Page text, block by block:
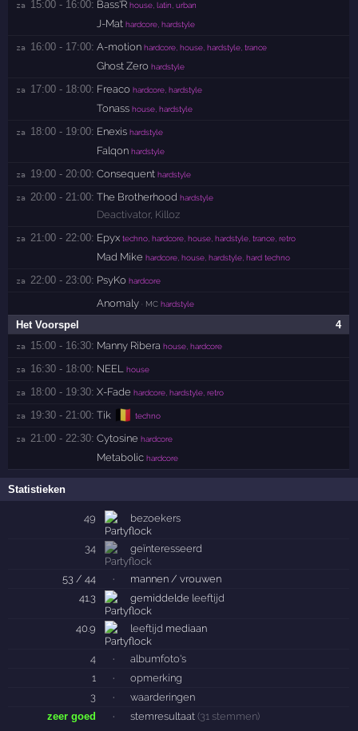
za 15:00 - 16:00: Bass'R house, latin, urban
J-Mat hardcore, hardstyle
za 16:00 - 17:00: A-motion hardcore, house, hardstyle, trance
Ghost Zero hardstyle
za 17:00 - 18:00: Freaco hardcore, hardstyle
Tonass house, hardstyle
za 18:00 - 19:00: Enexis hardstyle
Falqon hardstyle
za 19:00 - 20:00: Consequent hardstyle
za 20:00 - 21:00: The Brotherhood hardstyle
Deactivator, Killoz
za 21:00 - 22:00: Epyx techno, hardcore, house, hardstyle, trance, retro
Mad Mike hardcore, house, hardstyle, hard techno
za 22:00 - 23:00: PsyKo hardcore
Anomaly · MC hardstyle
4
Het Voorspel
za 15:00 - 16:30: Manny Ribera house, hardcore
za 16:30 - 18:00: NEEL house
za 18:00 - 19:30: X-Fade hardcore, hardstyle, retro
za 19:30 - 21:00: Tik 🇧🇪 techno
za 21:00 - 22:30: Cytosine hardcore
Metabolic hardcore
Statistieken
49 bezoekers
34 geïnteresseerd
53 / 44 ·
mannen / vrouwen
41.3
gemiddelde leeftijd
40.9 leeftijd mediaan
4 ·
albumfoto's
1
·
opmerking
3
·
waarderingen
zeer goed
· stemresultaat (31 stemmen)